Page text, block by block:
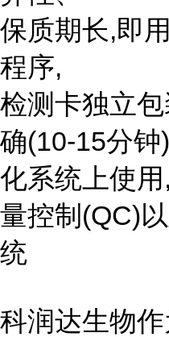
保质期长,即
程序,
检测卡独立
确(10-15分
化系统上使
量控制(QC)
统
科润达生物作